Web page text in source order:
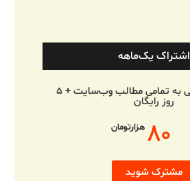
اشتراک یک‌ماهه
یک ماه دسترسی به تمامی مطالب وب‌سایت + ۵
روز رایگان
۸۰ هزارتومان
مشترک شوید